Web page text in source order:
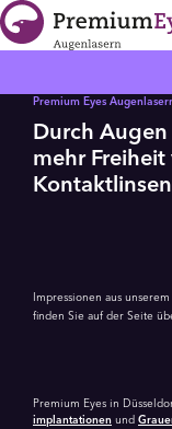
Zur Navigation
Zum Inhalt springen
Premium Eyes
Durch
mehr
Impressionen aus
finden Sie auf der Seite
Premium Eyes in
implantationen und